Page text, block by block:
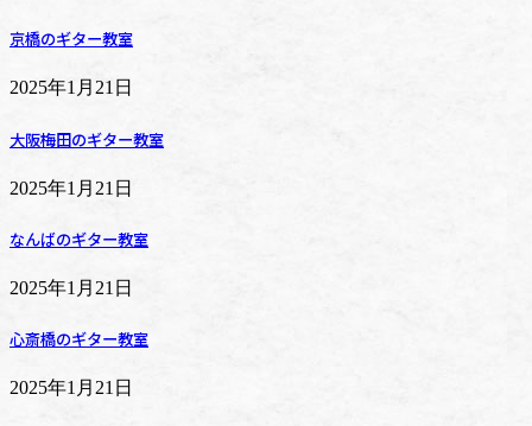
京橋のギター教室
2025年1月21日
大阪梅田のギター教室
2025年1月21日
なんばのギター教室
2025年1月21日
心斎橋のギター教室
2025年1月21日